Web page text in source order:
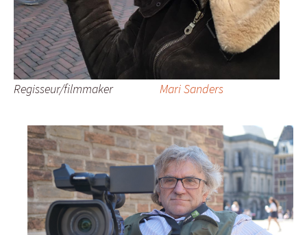
Regisseur/filmmaker Mari Sanders